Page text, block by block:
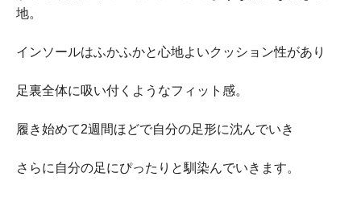
地。
インソールはふかふかと心地よいクッション性があり
足裏全体に吸い付くようなフィット感。
履き始めて2週間ほどで自分の足形に沈んでいき
さらに自分の足にぴったりと馴染んでいきます。